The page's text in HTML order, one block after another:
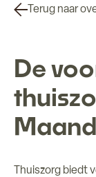
Wonen
Terug naar
De
Thuiszorg biedt